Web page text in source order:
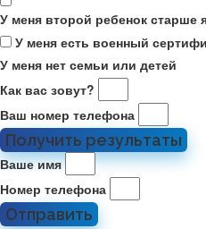
У меня второй ребенок старше
У меня есть военный
У меня нет семьи или детей
Как вас зовут?
Ваш номер телефона
Получить результаты
Ваше имя
Номер телефона
Отправить